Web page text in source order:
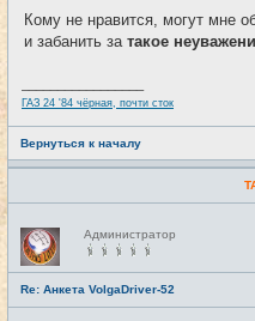
Кому не нравится, могут мне
и забанить за такое
ГАЗ 24 '84 чёрная, почти сток
Вернуться к началу
Н
е
в
с
е
т
и
Администратор
Re: Анкета VolgaDriver-52